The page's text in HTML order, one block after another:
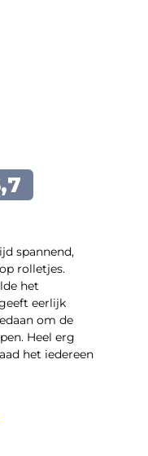
spannend,
rolletjes.
het
eerlijk
om de
Heel erg
het iedereen